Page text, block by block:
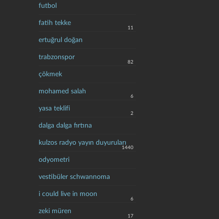
futbol
fatih tekke
11
ertuğrul doğan
trabzonspor
82
çökmek
mohamed salah
6
yasa teklifi
2
dalga dalga fırtına
kulzos radyo yayın duyuruları
1440
odyometri
vestibüler schwannoma
i could live in moon
6
zeki müren
17